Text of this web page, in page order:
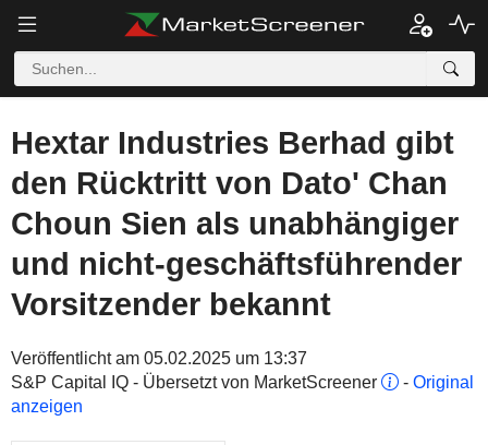
Hextar Industries Berhad gibt
den Rücktritt von Dato' Chan
Choun Sien als unabhängiger
und nicht-geschäftsführender
Vorsitzender bekannt
Veröffentlicht am 05.02.2025 um 13:37
S&P Capital IQ - Übersetzt von MarketScreener
- Original
anzeigen